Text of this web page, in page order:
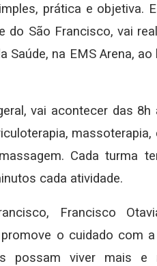
prática e objetiva.
do São Francisco, vai
Saúde, na EMS Arena, ao
vai acontecer das 8h
massoterapia,
Cada turma
cada atividade.
Francisco
o cuidado com a
possam viver mais e